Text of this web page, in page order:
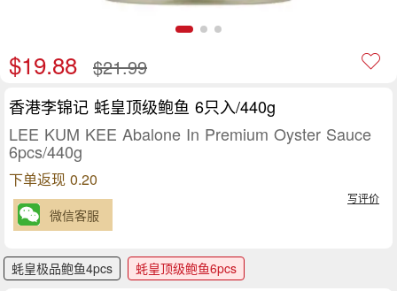
$19.88 $21.99
香港李锦记 蚝皇顶级鲍鱼 6只入/440g
LEE KUM KEE Abalone In Premium Oyster Sauce
6pcs/440g
下单返现 0.20
写评价
微信客服
蚝皇极品鲍鱼4pcs 蚝皇顶级鲍鱼6pcs